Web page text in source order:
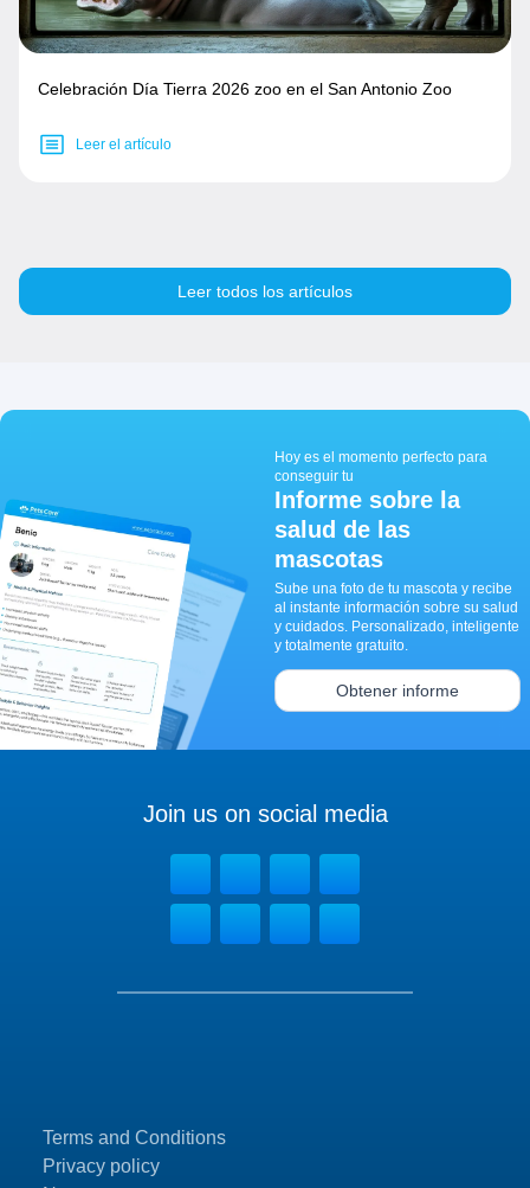
Celebración Día Tierra 2026 zoo en el San Antonio Zoo
Leer el artículo
Leer todos los artículos
Hoy es el momento perfecto para
conseguir tu
Informe sobre la
salud de las
mascotas
Sube una foto de tu mascota y recibe
al instante información sobre su salud
y cuidados. Personalizado, inteligente
y totalmente gratuito.
Obtener informe
Terms and Conditions
Privacy policy
Join us on social media